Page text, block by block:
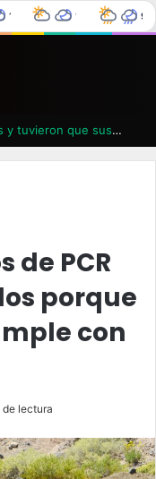
11°C 4°C 0% 12°C 6°C 0%
La Pampa: Se pelearon los familiares y tuvieron que suspender un velatorio
de PCR
porque
con
de lectura